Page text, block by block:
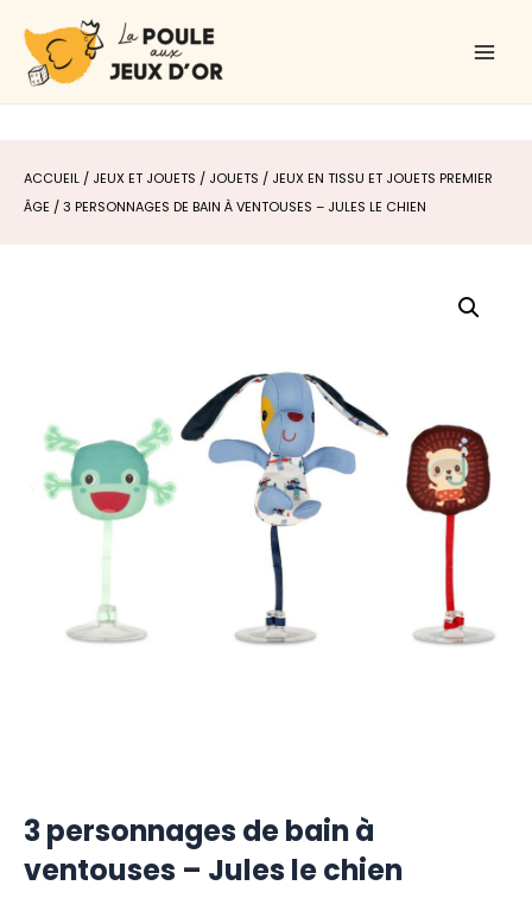
contenu
ACCUEIL / JEUX ET JOUETS / JOUETS / JEUX EN TISSU ET JOUETS PREMIER
ÂGE / 3 PERSONNAGES DE BAIN À VENTOUSES – JULES LE CHIEN
3 personnages de bain à
ventouses – Jules le chien